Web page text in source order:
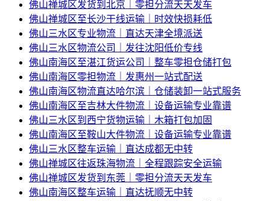
佛山禅城区发货到北京｜零担分流天天发车
佛山禅城区至长沙干线运输｜时效快损耗低
佛山三水区专业物流｜直达天津全境派送
佛山三水区物流公司｜发往沈阳低价专线
佛山南海区至湛江货运公司｜整车零担仓储打包
佛山南海区零担物流｜发惠州一站式配送
佛山南海区物流直达哈尔滨｜仓储装卸一站式服务
佛山南海区至吉林大件物流｜设备运输专业靠谱
佛山三水区到西宁货物运输｜木箱打包加固
佛山南海区至鞍山大件物流｜设备运输专业靠谱
佛山三水区整车运输｜直达成都无中转
佛山禅城区往返珠海物流｜全程跟踪安全运输
佛山禅城区发货到东莞｜零担分流天天发车
佛山南海区整车运输｜直达抚顺无中转